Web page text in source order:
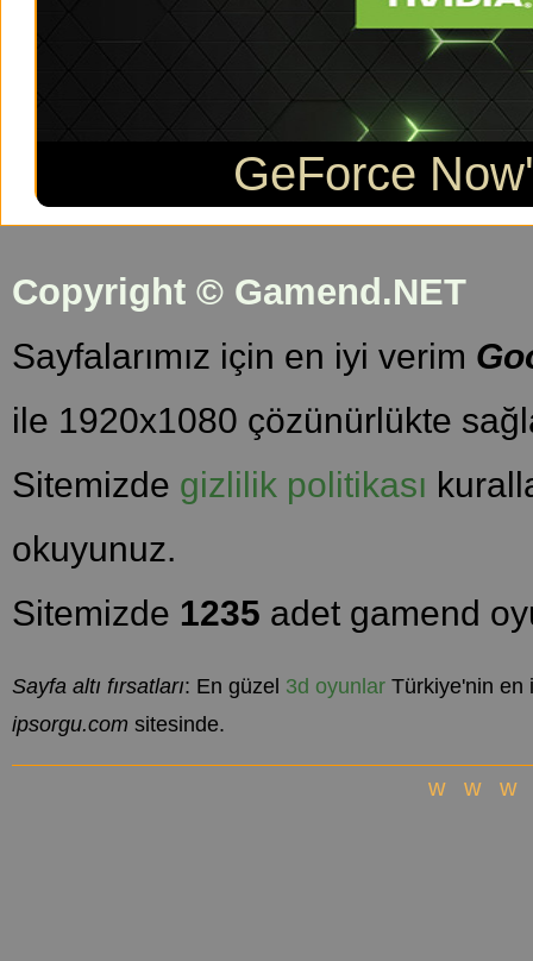
GeForce
Copyright © Gamend.NET
Sayfalarımız için en iyi verim
ile 1920x1080 çözünürlükte
Sitemizde gizlilik politikası
okuyunuz.
Sitemizde 1235 adet gamend
Sayfa altı fırsatları: En güzel 3d oyunlar Türkiye'nin en
ipsorgu.com sitesinde.